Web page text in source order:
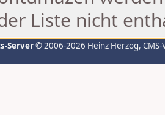
Liste nicht
Server© 2006-2026 Heinz Herzog,